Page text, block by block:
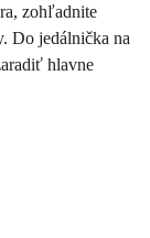
zohľadnite
Do jedálnička na
hlavne